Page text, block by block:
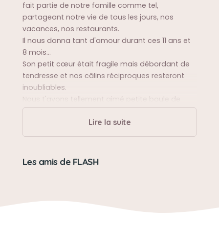
fait partie de notre famille comme tel,
partageant notre vie de tous les jours, nos
vacances, nos restaurants.
Il nous donna tant d'amour durant ces 11 ans et
8 mois...
Son petit cœur était fragile mais débordant de
tendresse et nos câlins réciproques resteront
inoubliables.
Nous t'avons tellement aimé petite boule de
poils !!!
Sa balade préférée
En forêt... truffe au sol !!!
Venir faire des léchouilles au milieu d'un film
lorsque nous regardions la télévision...
Lire la suite
Les amis de FLASH